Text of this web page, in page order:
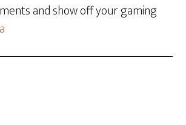
and show off your gaming